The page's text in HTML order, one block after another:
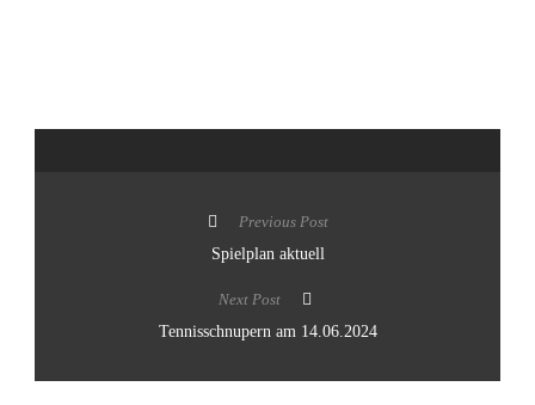
Previous Post
Spielplan aktuell
Next Post
Tennisschnupern am 14.06.2024